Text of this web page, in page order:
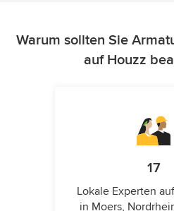
Warum sollten Sie
auf Houzz
17
Lokale Experten
in Moers,